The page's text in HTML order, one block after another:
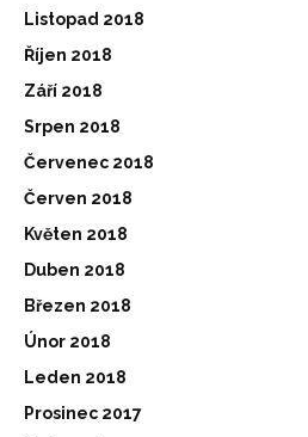
Listopad 2018
Říjen 2018
Září 2018
Srpen 2018
Červenec 2018
Červen 2018
Květen 2018
Duben 2018
Březen 2018
Únor 2018
Leden 2018
Prosinec 2017